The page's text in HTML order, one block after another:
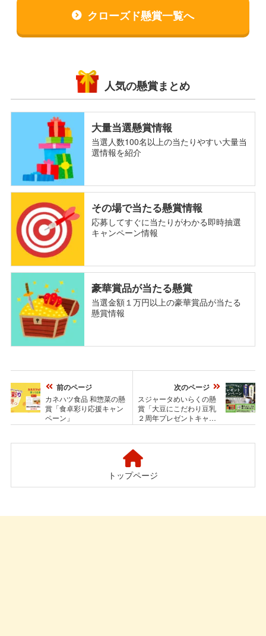
クローズド懸賞一覧へ
人気の懸賞まとめ
大量当選懸賞情報
当選人数100名以上の当たりやすい大量当
選情報を紹介
その場で当たる懸賞情報
応募してすぐに当たりがわかる即時抽選
キャンペーン情報
豪華賞品が当たる懸賞
当選金額１万円以上の豪華賞品が当たる
懸賞情報
前のページ
カネハツ食品 和惣菜の懸
賞「食卓彩り応援キャン
ペーン」
次のページ
スジャータめいらくの懸
賞「大豆にこだわり豆乳
２周年プレゼントキャン
ペーン」
トップページ